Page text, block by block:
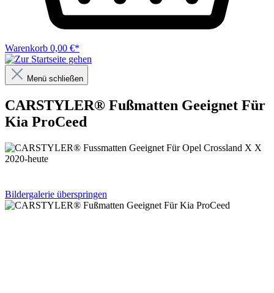
Warenkorb 0,00 €*
Menü schließen
CARSTYLER® Fußmatten Geeignet Für
Kia ProCeed
Bildergalerie überspringen